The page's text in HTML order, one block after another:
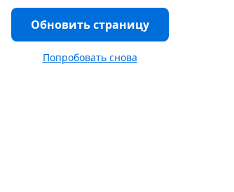
Обновить страницу
Попробовать снова